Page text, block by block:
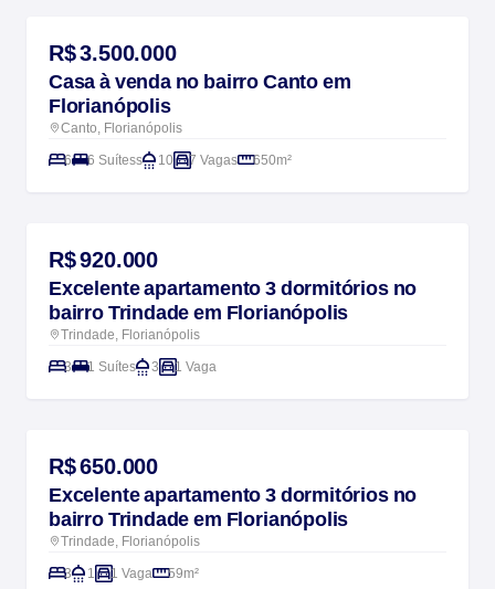
NOVIDADE
R$ 3.500.000
Casa à venda no bairro Canto em
Florianópolis
Canto, Florianópolis
6
6 Suítess 10 7 Vagas 650m²
NOVIDADE
R$ 920.000
Excelente apartamento 3 dormitórios no
bairro Trindade em Florianópolis
Trindade, Florianópolis
3
1 Suítes 3 1 Vaga
NOVIDADE
R$ 650.000
Excelente apartamento 3 dormitórios no
bairro Trindade em Florianópolis
Trindade, Florianópolis
3
1 1 Vaga 59m²